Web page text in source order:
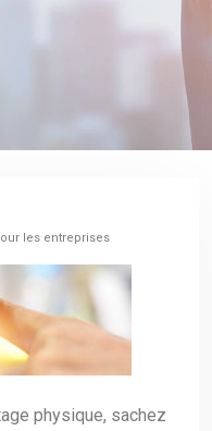
les entreprises
physique, sachez